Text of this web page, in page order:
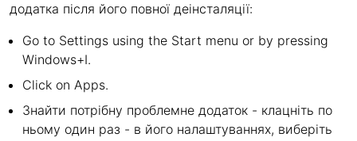
додатка після його повної деінсталяції:
Go to Settings using the Start menu or by pressing
Windows+I.
Click on Apps.
Знайти потрібну проблемне додаток - клацніть по
ньому один раз - в його налаштуваннях, виберіть